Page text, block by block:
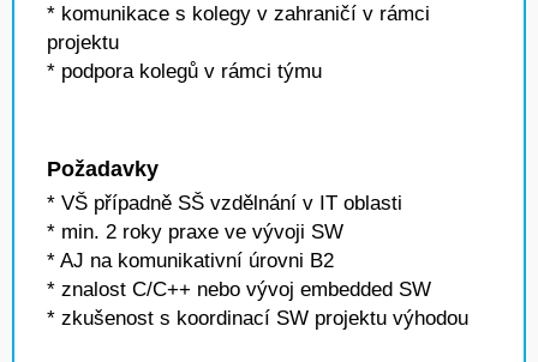
* komunikace s kolegy v zahraničí v rámci
projektu
* podpora kolegů v rámci týmu
Požadavky
* VŠ případně SŠ vzdělnání v IT oblasti
* min. 2 roky praxe ve vývoji SW
* AJ na komunikativní úrovni B2
* znalost C/C++ nebo vývoj embedded SW
* zkušenost s koordinací SW projektu výhodou